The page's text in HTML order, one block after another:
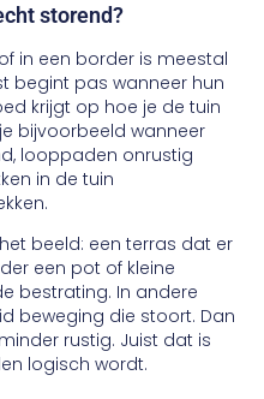
storend?
in een border is meestal
begint pas wanneer hun
krijgt op hoe je de tuin
bijvoorbeeld wanneer
looppaden onrustig
in de tuin
beeld: een terras dat er
een pot of kleine
bestrating. In andere
beweging die stoort. Dan
rustig. Juist dat is
logisch wordt.